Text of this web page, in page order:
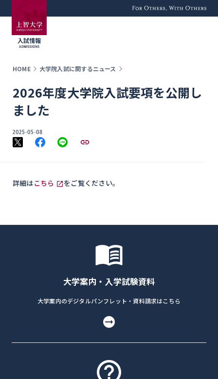
For Others, With
Others
HOME 大学院入試に関するニュース
2026年度大学院入試要項を公開し
ました
2025-05-08
詳細はこちら をご覧ください。
大学案内・入学試験資料
大学案内のデジタルパンフレット・資料請求はこちら